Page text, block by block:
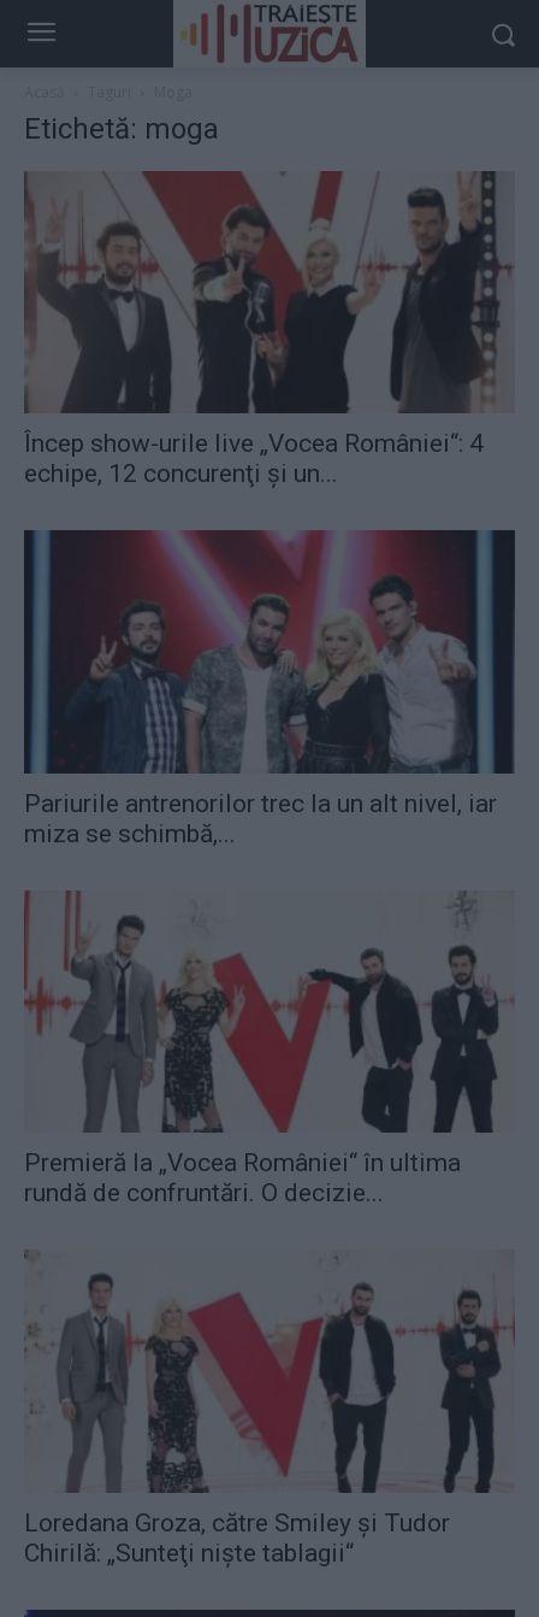
Etichetă: moga
Încep show-urile live „Vocea României“: 4
echipe, 12 concurenţi şi un...
Pariurile antrenorilor trec la un alt nivel, iar
miza se schimbă,...
Premieră la „Vocea României“ în ultima
rundă de confruntări. O decizie...
Loredana Groza, către Smiley şi Tudor
Chirilă: „Sunteţi nişte tablagii“